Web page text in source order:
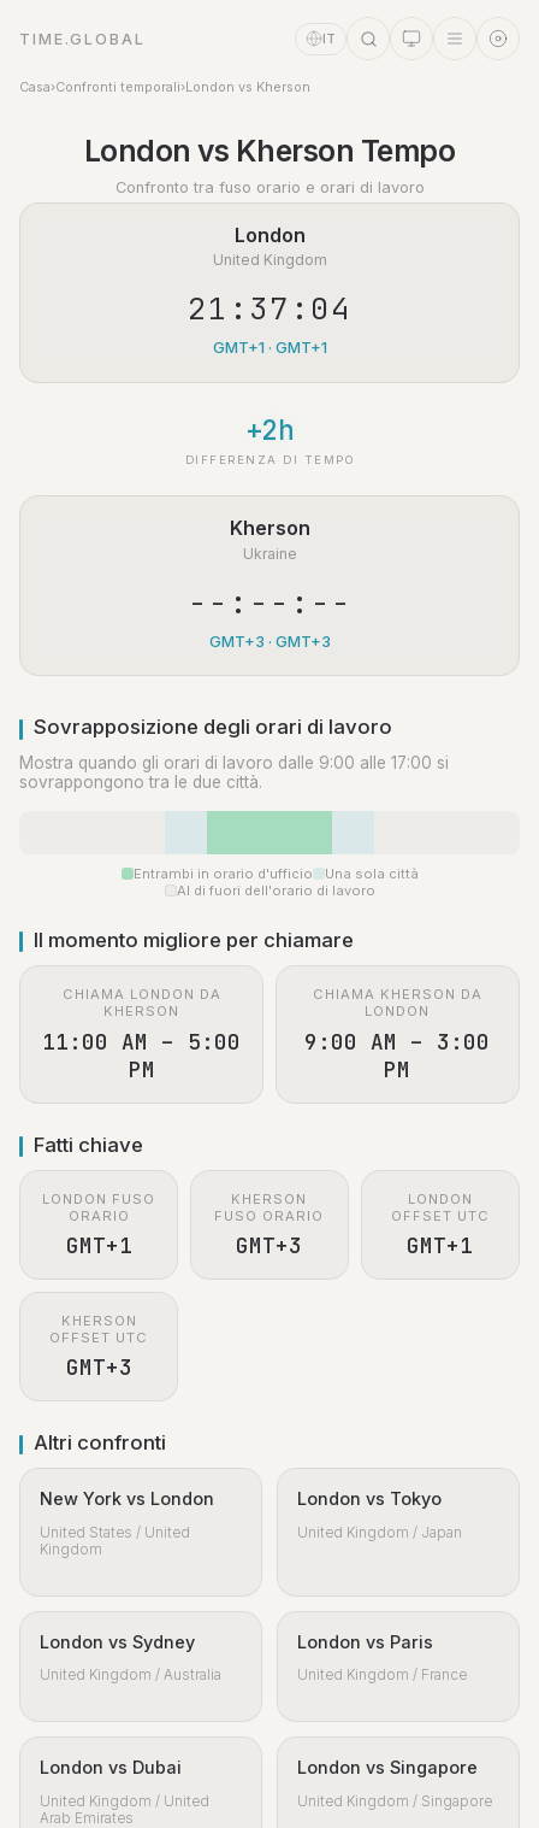
TIME.GLOBAL IT
Casa›Confronti temporali›London vs Kherson
London vs Kherson Tempo
Confronto tra fuso orario e orari di lavoro
London
United Kingdom
21:37:04
GMT+1 · GMT+1
+2h
DIFFERENZA DI TEMPO
Kherson
Ukraine
--:--:--
GMT+3 · GMT+3
Sovrapposizione degli orari di lavoro
Mostra quando gli orari di lavoro dalle 9:00 alle 17:00 si
sovrappongono tra le due città.
Entrambi in orario d'ufficio
Una sola città
Al di fuori dell'orario di lavoro
Il momento migliore per chiamare
CHIAMA LONDON DA
KHERSON
11:00 AM – 5:00
PM
CHIAMA KHERSON DA
LONDON
9:00 AM – 3:00
PM
Fatti chiave
LONDON FUSO
ORARIO
GMT+1
KHERSON
FUSO ORARIO
GMT+3
LONDON
OFFSET UTC
GMT+1
KHERSON
OFFSET UTC
GMT+3
Altri confronti
New York vs London
United States / United
Kingdom
London vs Tokyo
United Kingdom / Japan
London vs Sydney
United Kingdom / Australia
London vs Paris
United Kingdom / France
London vs Dubai
United Kingdom / United
Arab Emirates
London vs Singapore
United Kingdom / Singapore
Assistente a tempo
Online